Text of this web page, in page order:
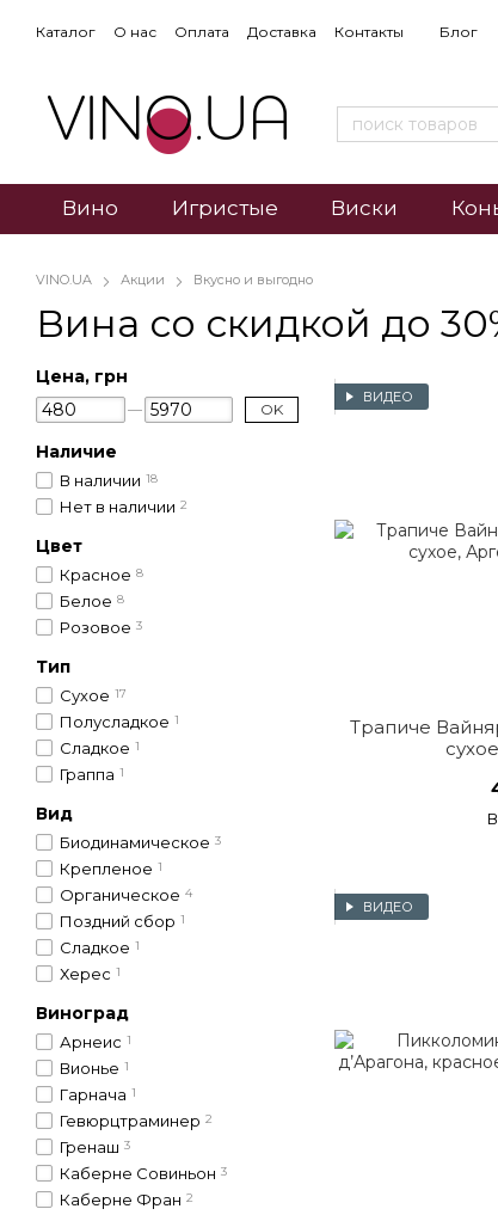
Каталог О нас Оплата Доставка Контакты Блог
Вино Игристые Виски
VINO.UA Акции Вкусно и выгодно
Вина со скидкой до
ВИДЕО
Трапиче
ВИДЕО
Цена, грн
OK
Наличие
В наличии 18
Нет в наличии 2
Цвет
Красное 8
Белое 8
Розовое 3
Тип
Сухое 17
Полусладкое 1
Сладкое 1
Граппа 1
Вид
Биодинамическое 3
Крепленое 1
Органическое 4
Поздний сбор 1
Сладкое 1
Херес 1
Виноград
Арнеис 1
Вионье 1
Гарнача 1
Гевюрцтраминер 2
Гренаш 3
Каберне Совиньон 3
Каберне Фран 2